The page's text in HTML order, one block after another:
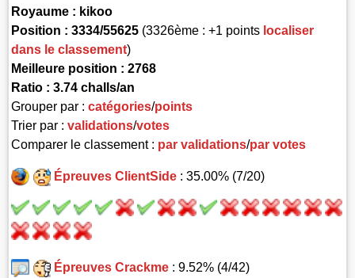
Royaume : kikoo
Position : 3334/55625 (3326ème : +1 points localiser
dans le classement)
Meilleure position : 2768
Ratio : 3.74 challs/an
Grouper par :catégories/points
Trier par :validations/votes
Comparer le classement : par validations/par votes
Épreuves ClientSide: 35.00% (7/20)
Épreuves Crackme: 9.52% (4/42)